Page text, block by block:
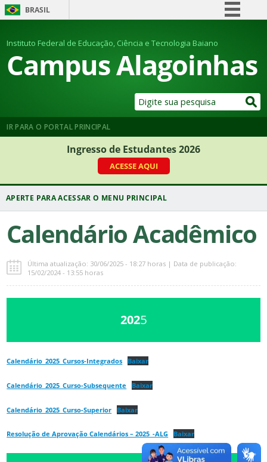
BRASIL
Comunica BR
Participe
Legislação
Instituto Federal de Educação, Ciência e Tecnologia Baiano
Campus Alagoinhas
IR PARA O PORTAL PRINCIPAL
Ingresso de Estudantes 2026
ACESSE AQUI
Calendário Acadêmico
Última atualização: 30/06/2025 - 18:27 horas | Data de publicação:
15/02/2024 - 13:55 horas
2025
Calendário_2025_Cursos-Integrados Baixar
Calendário_2025_Curso-Subsequente Baixar
Calendário_2025_Curso-Superior Baixar
Resolução de Aprovação Calendários – 2025_-ALG Baixar